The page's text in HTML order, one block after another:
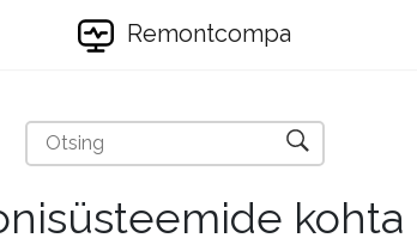
Remontcompa
kohta